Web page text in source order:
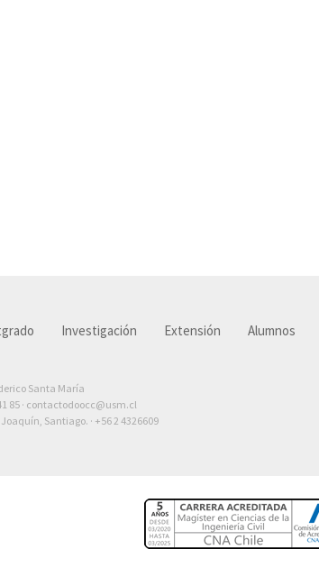
Investigación Extensión Alumnos
Santa María
85· contactodoocc@usm.cl
Santiago. · +56 2 4326609